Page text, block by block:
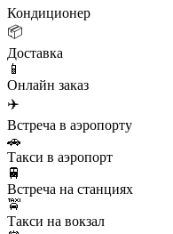
Кондиционер
📦
Доставка
📱
Онлайн заказ
✈️
Встреча в аэропорту
🚗
Такси в аэропорт
🚆
Встреча на станциях
🚖
Такси на вокзал